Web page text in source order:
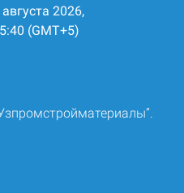
августа 2026,
(GMT+5)